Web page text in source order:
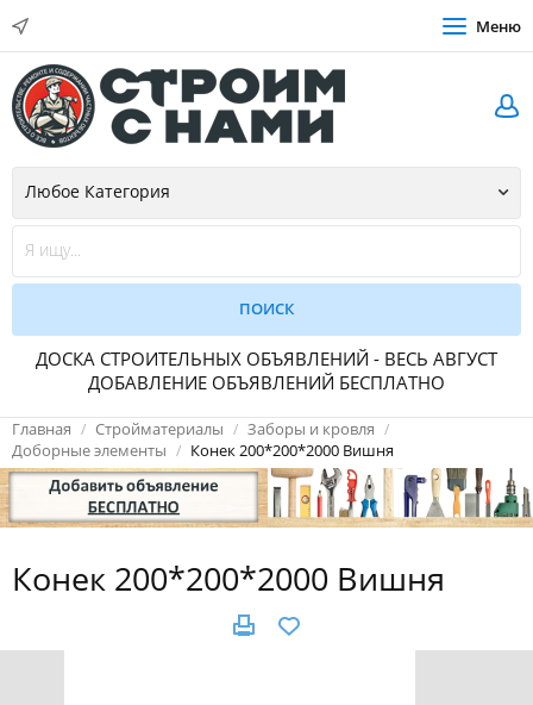
Меню
ДОСКА СТРОИТЕЛЬНЫХ ОБЪЯВЛЕНИЙ - ВЕСЬ АВГУСТ
ДОБАВЛЕНИЕ ОБЪЯВЛЕНИЙ БЕСПЛАТНО
Главная Стройматериалы
Заборы и кровля
Доборные элементы
Конек 200*200*2000 Вишня
Конек 200*200*2000 Вишня